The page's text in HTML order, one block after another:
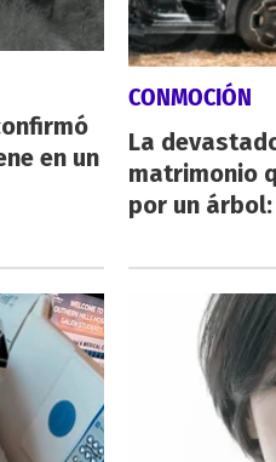
en un
CONMOCIÓN
La
matrimonio
por un